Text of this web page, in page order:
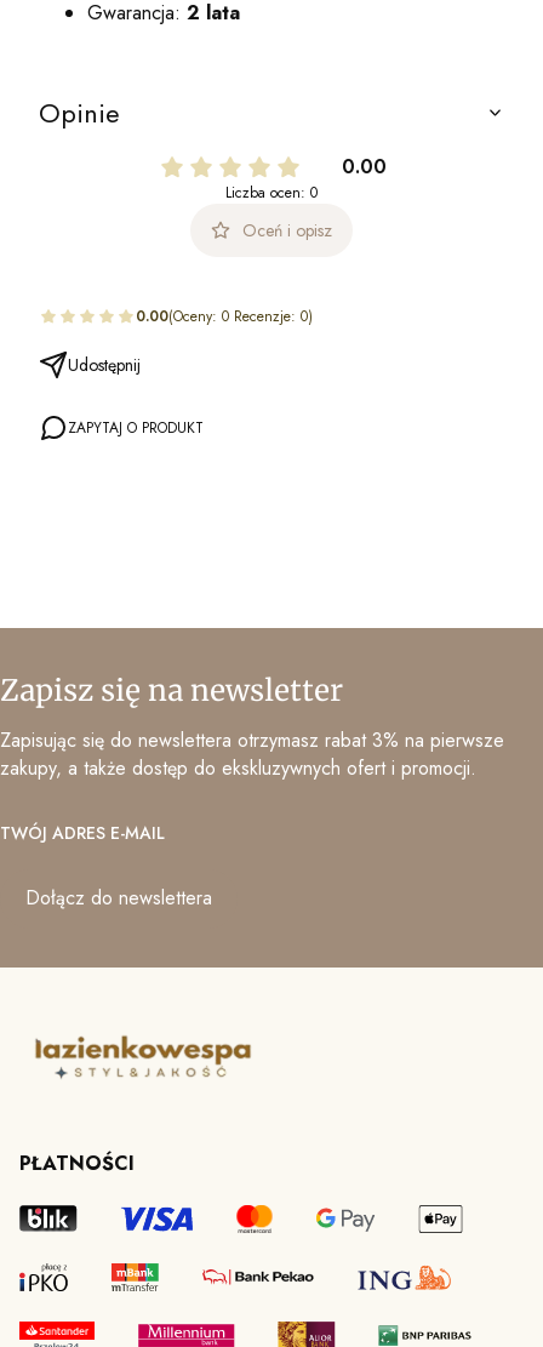
Gwarancja: 2 lata
Opinie
0.00
Liczba ocen: 0
Oceń i opisz
0.00(Oceny: 0 Recenzje: 0)
Udostępnij
ZAPYTAJ O PRODUKT
Zapisz się na newsletter
Zapisując się do newslettera otrzymasz rabat 3% na pierwsze
zakupy, a także dostęp do ekskluzywnych ofert i promocji.
TWÓJ ADRES E-MAIL
Dołącz do newslettera
PŁATNOŚCI